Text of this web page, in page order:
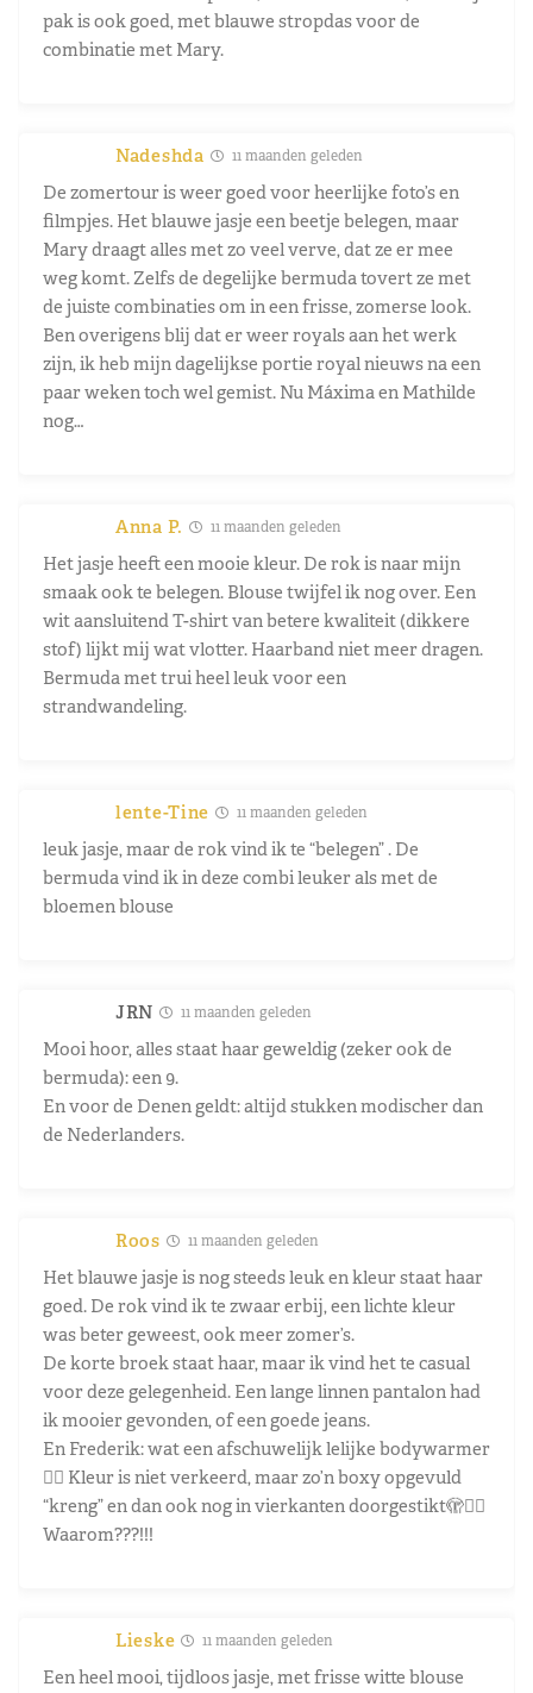
pak is ook goed, met blauwe stropdas voor de
combinatie met Mary.
Nadeshda 11 maanden geleden
De zomertour is weer goed voor heerlijke foto’s en
filmpjes. Het blauwe jasje een beetje belegen, maar
Mary draagt alles met zo veel verve, dat ze er mee
weg komt. Zelfs de degelijke bermuda tovert ze met
de juiste combinaties om in een frisse, zomerse look.
Ben overigens blij dat er weer royals aan het werk
zijn, ik heb mijn dagelijkse portie royal nieuws na een
paar weken toch wel gemist. Nu Máxima en Mathilde
nog…
Anna P. 11 maanden geleden
Het jasje heeft een mooie kleur. De rok is naar mijn
smaak ook te belegen. Blouse twijfel ik nog over. Een
wit aansluitend T-shirt van betere kwaliteit (dikkere
stof) lijkt mij wat vlotter. Haarband niet meer dragen.
Bermuda met trui heel leuk voor een
strandwandeling.
lente-Tine 11 maanden geleden
leuk jasje, maar de rok vind ik te “belegen” . De
bermuda vind ik in deze combi leuker als met de
bloemen blouse
JRN 11 maanden geleden
Mooi hoor, alles staat haar geweldig (zeker ook de
bermuda): een 9.
En voor de Denen geldt: altijd stukken modischer dan
de Nederlanders.
Roos 11 maanden geleden
Het blauwe jasje is nog steeds leuk en kleur staat haar
goed. De rok vind ik te zwaar erbij, een lichte kleur
was beter geweest, ook meer zomer’s.
De korte broek staat haar, maar ik vind het te casual
voor deze gelegenheid. Een lange linnen pantalon had
ik mooier gevonden, of een goede jeans.
En Frederik: wat een afschuwelijk lelijke bodywarmer
😵‍💫 Kleur is niet verkeerd, maar zo’n boxy opgevuld
“kreng” en dan ook nog in vierkanten doorgestikt🫣🤷‍♀️
Waarom???!!!
Lieske 11 maanden geleden
Een heel mooi, tijdloos jasje, met frisse witte blouse